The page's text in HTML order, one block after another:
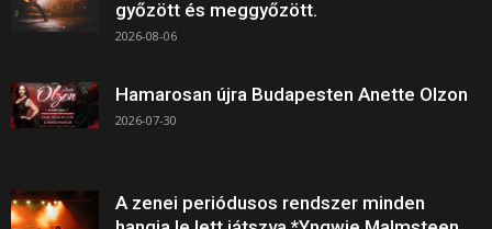
győzött és meggyőzött.
2026-08-06
Hamarosan újra Budapesten Anette Olzon
2026-07-30
A zenei periódusos rendszer minden